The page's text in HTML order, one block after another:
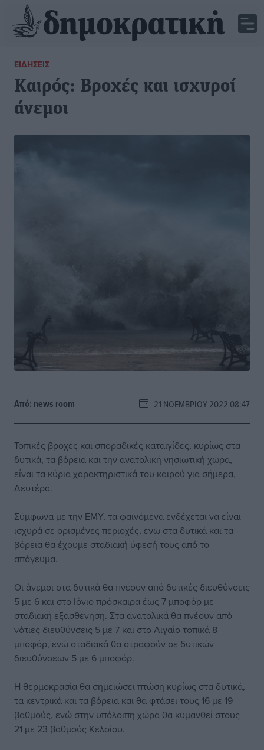
ΕΙΔΉΣΕΙΣ
Καιρός: Βροχές και ισχυροί
άνεμοι
Από: news room 21 ΝΟΕΜΒΡΊΟΥ 2022 08:47
Τοπικές βροχές και σποραδικές καταιγίδες, κυρίως στα
δυτικά, τα βόρεια και την ανατολική νησιωτική χώρα,
είναι τα κύρια χαρακτηριστικά του καιρού για σήμερα,
Δευτέρα.
Σύμφωνα με την ΕΜΥ, τα φαινόμενα ενδέχεται να είναι
ισχυρά σε ορισμένες περιοχές, ενώ στα δυτικά και τα
βόρεια θα έχουμε σταδιακή ύφεσή τους από το
απόγευμα.
Οι άνεμοι στα δυτικά θα πνέουν από δυτικές διευθύνσεις
5 με 6 και στο Ιόνιο πρόσκαιρα έως 7 μποφόρ με
σταδιακή εξασθένηση. Στα ανατολικά θα πνέουν από
νότιες διευθύνσεις 5 με 7 και στο Αιγαίο τοπικά 8
μποφόρ, ενώ σταδιακά θα στραφούν σε δυτικών
διευθύνσεων 5 με 6 μποφόρ.
Η θερμοκρασία θα σημειώσει πτώση κυρίως στα δυτικά,
τα κεντρικά και τα βόρεια και θα φτάσει τους 16 με 19
βαθμούς, ενώ στην υπόλοιπη χώρα θα κυμανθεί στους
21 με 23 βαθμούς Κελσίου.